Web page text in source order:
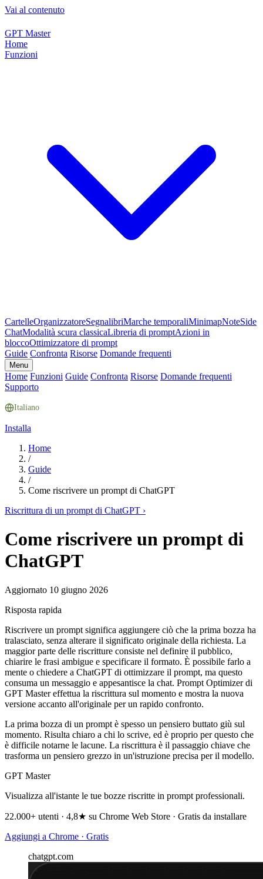
Vai al contenuto
GPT Master
Home
Funzioni
CartelleOrganizzatoreSegnalibriMarche temporaliMinimapNoteSide
ChatModalità scura classicaLibreria di promptAzioni in
bloccoOttimizzatore di prompt
Guide Confronta Risorse Domande frequenti
Menu
Home Funzioni Guide Confronta Risorse Domande frequenti
Supporto
Italiano
Installa
Home
/
Guide
/
Come riscrivere un prompt di ChatGPT
Riscrittura di un prompt di ChatGPT ›
Come riscrivere un prompt di
ChatGPT
Aggiornato 10 giugno 2026
Risposta rapida
Riscrivere un prompt significa aggiungere ciò che la prima bozza ha
tralasciato, senza alterare il significato originale della richiesta. La
maggior parte delle riscritture consiste nel definire il pubblico,
chiarire le frasi ambigue e specificare il formato. È possibile farlo a
mente o chiedere a ChatGPT di ottimizzare il prompt, ma questo
consuma un messaggio e appesantisce la chat. Prompt Optimizer di
GPT Master effettua la riscrittura sul momento e mostra la nuova
versione accanto all'originale per un rapido confronto.
La prima bozza di un prompt è spesso un pensiero buttato giù sul
momento. Risulta chiaro a chi lo scrive, ed è proprio per questo che
è difficile notarne le lacune. La riscrittura è il passaggio chiave che
trasforma un pensiero grezzo in un'istruzione precisa per il modello.
GPT Master
Visualizza all'istante le tue bozze riscritte in prompt professionali.
22.000+ utenti · 4,8★ su Chrome Web Store · Gratis da installare
Aggiungi a Chrome · Gratis
chatgpt.com